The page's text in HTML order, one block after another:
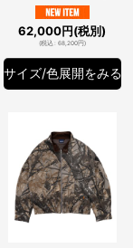
62,000円(税別)
(税込: 68,200円)
サイズ/色展開をみる